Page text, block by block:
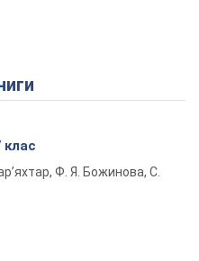
клас
Ф. Я. Божинова, С.